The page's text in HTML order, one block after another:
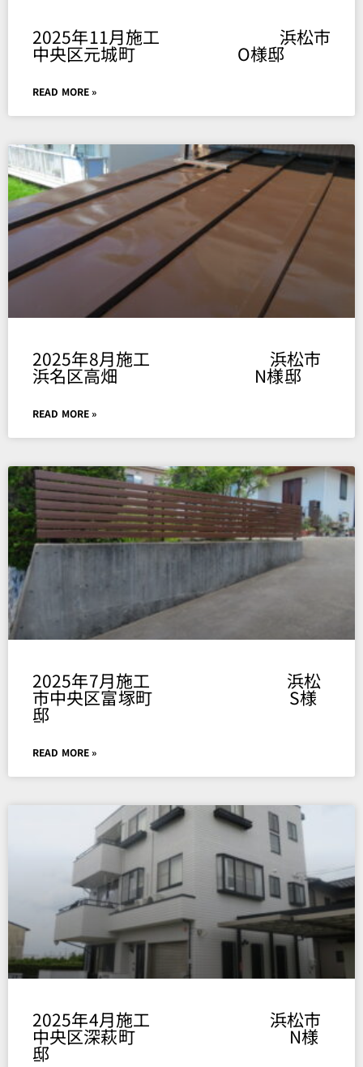
2025年11月施工 浜松市
中央区元城町 O様邸
READ MORE »
2025年8月施工 浜松市
浜名区高畑 N様邸
READ MORE »
2025年7月施工 浜松
市中央区富塚町 S様
邸
READ MORE »
2025年4月施工 浜松市
中央区深萩町 N様
邸